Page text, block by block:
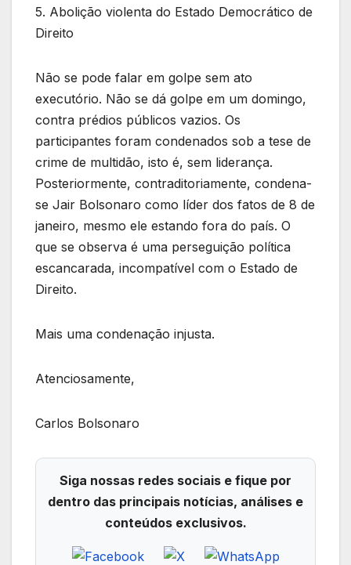
5. Abolição violenta do Estado Democrático de
Direito
Não se pode falar em golpe sem ato
executório. Não se dá golpe em um domingo,
contra prédios públicos vazios. Os
participantes foram condenados sob a tese de
crime de multidão, isto é, sem liderança.
Posteriormente, contraditoriamente, condena-
se Jair Bolsonaro como líder dos fatos de 8 de
janeiro, mesmo ele estando fora do país. O
que se observa é uma perseguição política
escancarada, incompatível com o Estado de
Direito.
Mais uma condenação injusta.
Atenciosamente,
Carlos Bolsonaro
Siga nossas redes sociais e fique por
dentro das principais notícias, análises e
conteúdos exclusivos.